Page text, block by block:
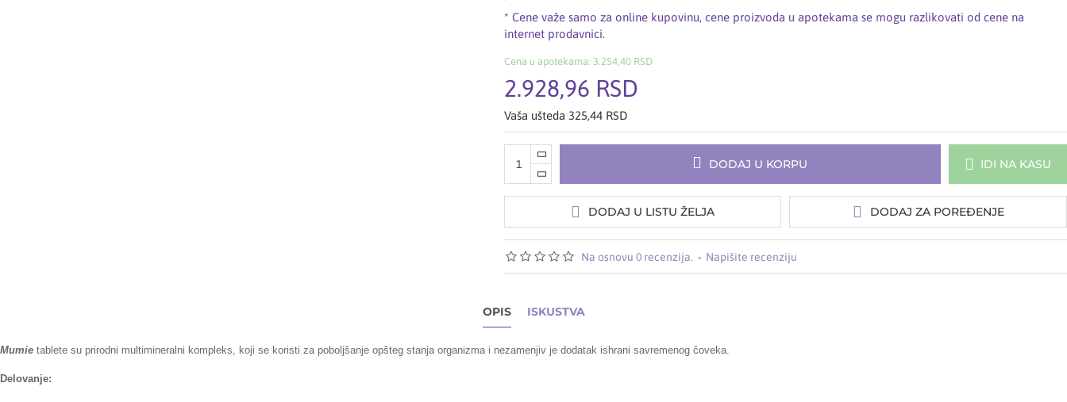
Na osnovu 0 recenzija. - Napišite recenziju
* Cene važe samo za online kupovinu, cene proizvoda u apotekama se mogu razlikovati od cene na
internet prodavnici.
2.928,96 RSD
Cena u apotekama: 3.254,40 RSD
Vaša ušteda 325,44 RSD
DODAJ U KORPU IDI NA KASU
DODAJ U LISTU ŽELJA DODAJ ZA POREĐENJE
OPIS ISKUSTVA
Mumie tablete su prirodni multimineralni kompleks, koji se koristi za poboljšanje opšteg stanja organizma i nezamenjiv je dodatak ishrani savremenog čoveka.
Delovanje: